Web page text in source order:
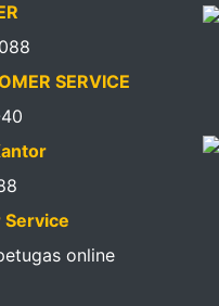
SERVICE
online